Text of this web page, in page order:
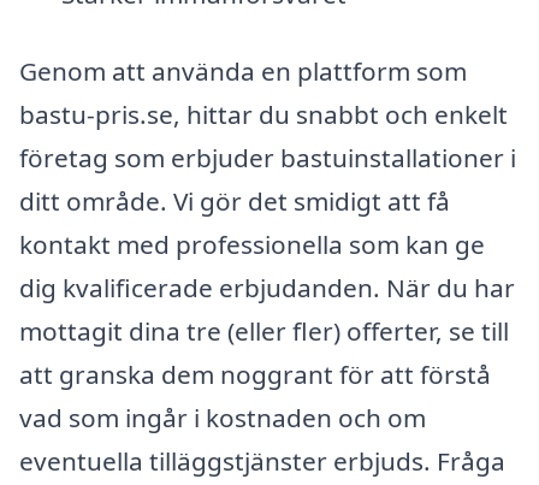
Genom att använda en plattform som
bastu-pris.se, hittar du snabbt och enkelt
företag som erbjuder bastuinstallationer i
ditt område. Vi gör det smidigt att få
kontakt med professionella som kan ge
dig kvalificerade erbjudanden. När du har
mottagit dina tre (eller fler) offerter, se till
att granska dem noggrant för att förstå
vad som ingår i kostnaden och om
eventuella tilläggstjänster erbjuds. Fråga